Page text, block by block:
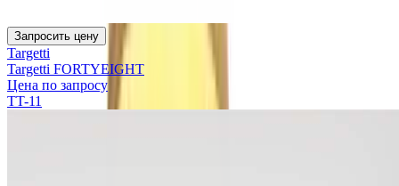
Запросить цену
Targetti
Targetti FORTYEIGHT
Цена по запросу
TT-11